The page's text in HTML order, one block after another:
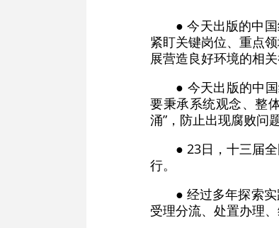
● 今天出版的中
紧盯关键岗位、重点
展营造良好环境的相关
● 今天出版的中
要秉承系统观念、整
涌”，防止出现腐败问题
● 23日，十三届
行。
● 经过多年探索
受理分流、处置办理